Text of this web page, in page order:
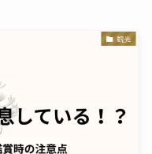
観光